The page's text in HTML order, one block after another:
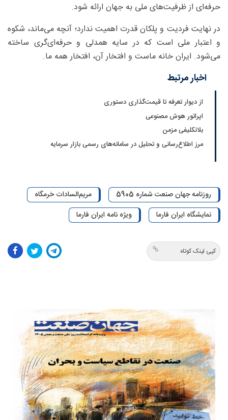
حرفه‌ای از ظرفیت‌های ملی به جهان ارائه شود.
در نهایت فردیت و پلکان قدرت اهمیت ندارد؛ آنچه می‌ماند، شکوه
و اعتبار ملی است که در سایه همدلی و حرفه‌ای‌گری ساخته
می‌شود. ایران خانه ماست و افتخار آن، افتخار همه ما.
اخبار مرتبط
از دیوار تعرفه تا قیمت‌گذاری دستوری
اپراتور هوش مصنوعی
بلاتکلیفی مزمن
مرز اطلاع‌رسانی و تحلیل در سامانه‌های رسمی بازار سرمایه
روزنامه جهان صنعت شماره 5905
مریم‌السادات خرمگاه
نمایشگاه ایران فارما
ویژه نامه ایران فارما
کپی لینک کوتاه